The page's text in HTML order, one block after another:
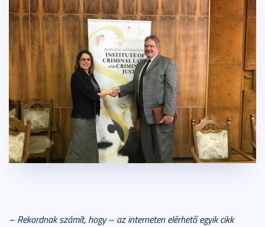
– Rekordnak számít, hogy – az interneten elérhető egyik cikk